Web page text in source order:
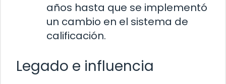
años hasta que se implementó
un cambio en el sistema de
calificación.
Legado e influencia